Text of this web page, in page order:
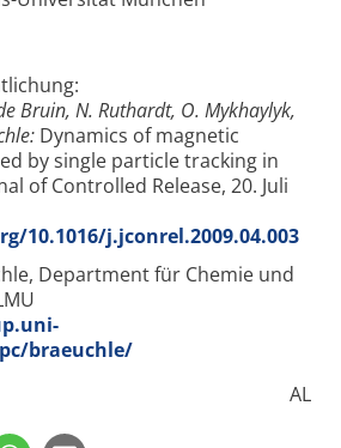
Bruin, N. Ruthardt, O. Mykhaylyk,
Dynamics of magnetic
by single particle tracking in
of Controlled Release, 20. Juli
10.1016/j.jconrel.2009.04.003
Department für Chemie und
braeuchle/
AL